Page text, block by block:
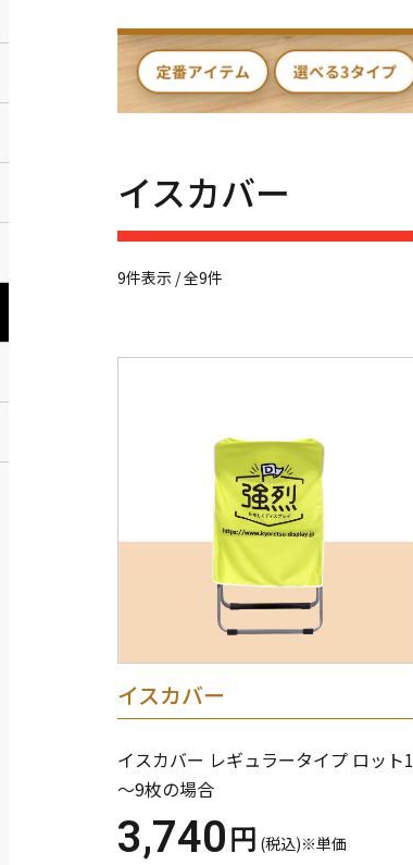
イスカバー
9件表示 / 全9件
イスカバー
イスカバー レギュラータイプ ロット1
～9枚の場合
3,740円 (税込)※単価